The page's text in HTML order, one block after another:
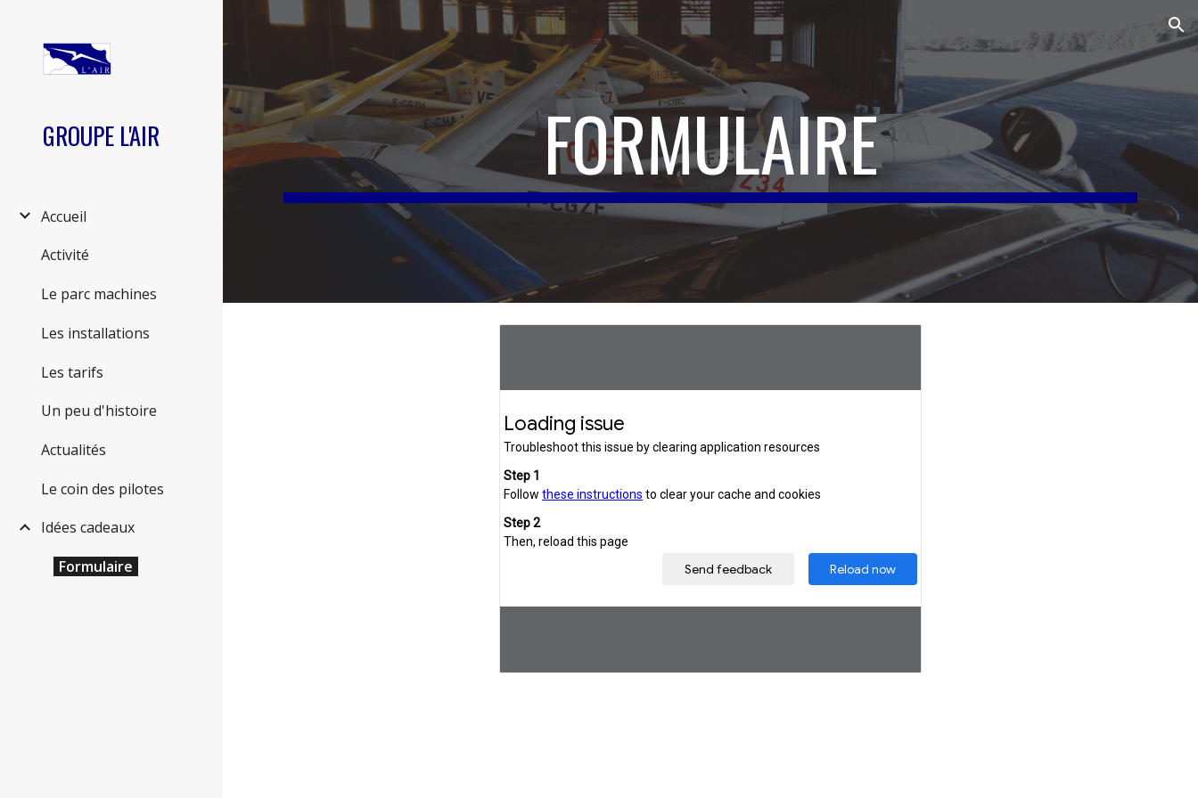
Skip to main content Skip to navigation
GROUPE L'AIR
Accueil
Activité
Le parc machines
Les installations
Les tarifs
Un peu d'histoire
Actualités
Le coin des pilotes
Idées cadeaux
Formulaire
FORMULAIRE